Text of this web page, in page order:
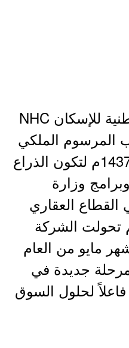
- تأسست الشركة الوطنية للإسكان NHC
بموجب المرسوم الملكي
رقم 7262 بتاريخ 1437/2/8م لتكون الذراع
وزارة
القطاع العقاري
تحولت الشركة
مايو من العام
مرحلة جديدة في
لحلول السوق